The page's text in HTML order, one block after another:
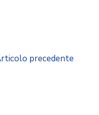
precedente